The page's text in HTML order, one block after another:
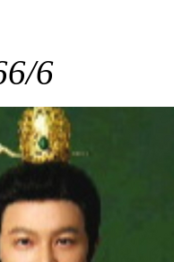
6/6